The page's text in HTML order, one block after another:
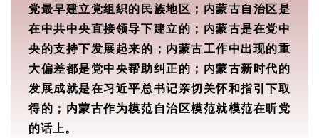
党最早建立党组织的民族地区；内蒙古自治区是
在中共中央直接领导下建立的；内蒙古是在党中
央的支持下发展起来的；内蒙古工作中出现的重
大偏差都是党中央帮助纠正的；内蒙古新时代的
发展成就是在习近平总书记亲切关怀和指引下取
得的；内蒙古作为模范自治区模范就模范在听党
的话上。